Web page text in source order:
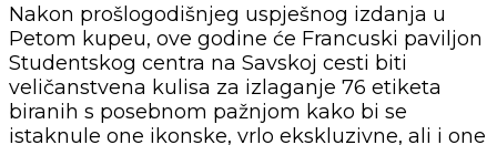
Nakon prošlogodišnjeg uspješnog izdanja u
Petom kupeu, ove godine će Francuski paviljon
Studentskog centra na Savskoj cesti biti
veličanstvena kulisa za izlaganje 76 etiketa
biranih s posebnom pažnjom kako bi se
istaknule one ikonske, vrlo ekskluzivne, ali i one